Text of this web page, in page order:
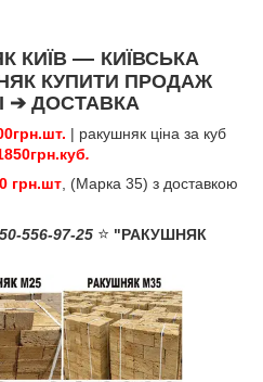
КИЇВ — КИЇВСЬКА
КУПИТИ ПРОДАЖ
➔ ДОСТАВКА
| ракушняк ціна за куб
.
грн.шт , (Марка 35) з доставкою
556-97-25 ⭐️ "РАКУШНЯК